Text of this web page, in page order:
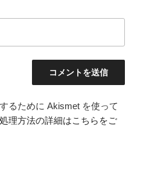
るために Akismet を使って
理方法の詳細はこちらをご